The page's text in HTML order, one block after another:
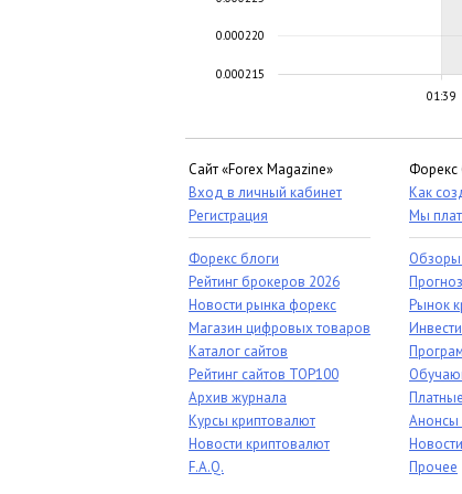
01:39
0.000215
0.000220
Сайт «Forex Magazine»
Вход в личный кабинет
Регистрация
Форекс блоги
Рейтинг брокеров 2026
Новости рынка форекс
Магазин цифровых товаров
Каталог сайтов
Рейтинг сайтов TOP100
Архив журнала
Курсы криптовалют
Новости криптовалют
F.A.Q.
Форекс
Как
Мы
Обзоры
Рынок
Анонсы
Прочее